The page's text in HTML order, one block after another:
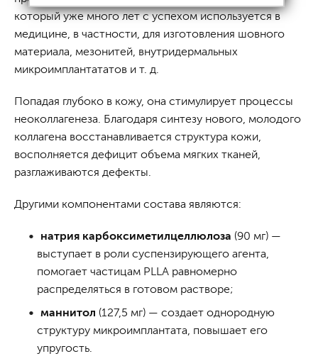
который уже много лет с успехом используется в
медицине, в частности, для изготовления шовного
материала, мезонитей, внутридермальных
микроимплантататов и т. д.
Попадая глубоко в кожу, она стимулирует процессы
неоколлагенеза. Благодаря синтезу нового, молодого
коллагена восстанавливается структура кожи,
восполняется дефицит объема мягких тканей,
разглаживаются дефекты.
Другими компонентами состава являются:
натрия карбоксиметилцеллюлоза (90 мг) —
выступает в роли суспензирующего агента,
помогает частицам PLLA равномерно
распределяться в готовом растворе;
маннитол (127,5 мг) — создает однородную
структуру микроимплантата, повышает его
упругость.